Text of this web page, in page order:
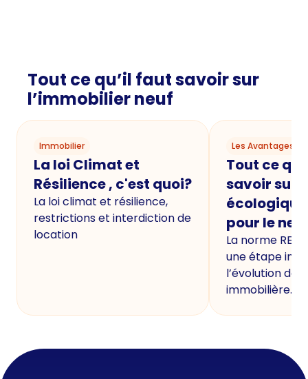
Tout ce qu’il faut savoir sur
l’immobilier neuf
Immobilier
La loi Climat et
Résilience , c'est quoi?
La loi climat et résilience,
restrictions et interdiction de
location
Les Avantages
Tout ce
savoir sur
écologique
pour le
La norme
une étape
l’évolution de
immobilière.